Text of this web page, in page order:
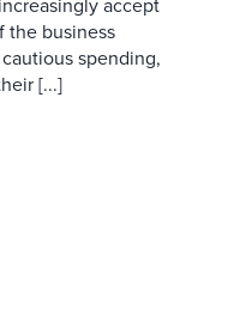
the business
spending,
[...]